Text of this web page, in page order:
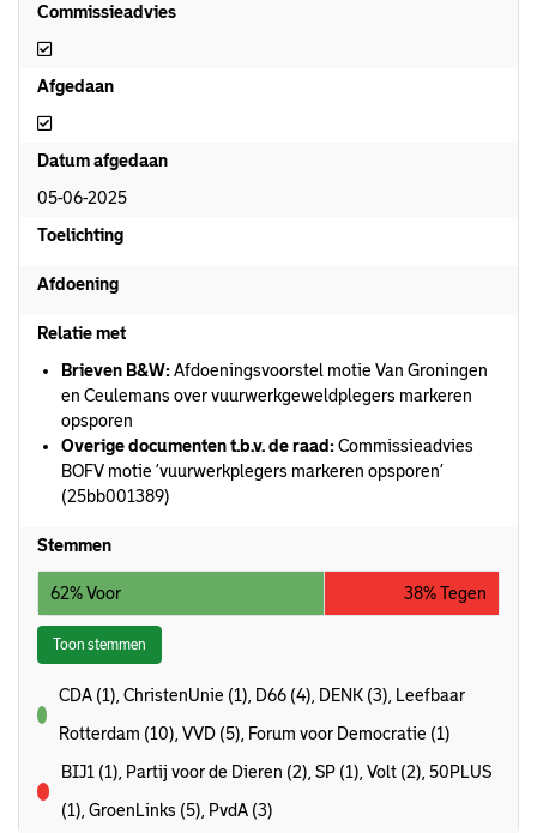
Commissieadvies
Commissieadvies
Afgedaan
Afgedaan
Datum afgedaan
05-06-2025
Toelichting
Afdoening
Relatie met
Brieven B&W:Afdoeningsvoorstel motie Van Groningen
en Ceulemans over vuurwerkgeweldplegers markeren
opsporen
Overige documenten t.b.v. de raad:Commissieadvies
BOFV motie ‘vuurwerkplegers markeren opsporen’
(25bb001389)
Stemmen
62% Voor 38% Tegen
Toon stemmen
voor
CDA (1), ChristenUnie (1), D66 (4), DENK (3), Leefbaar
Rotterdam (10), VVD (5), Forum voor Democratie (1)
tegen
BIJ1 (1), Partij voor de Dieren (2), SP (1), Volt (2), 50PLUS
(1), GroenLinks (5), PvdA (3)